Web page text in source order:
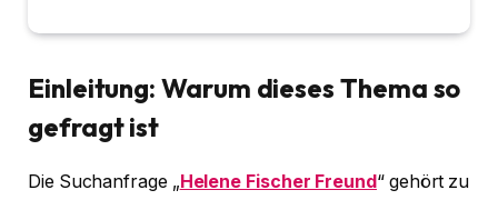
Einleitung: Warum dieses Thema so
gefragt ist
Die Suchanfrage „Helene Fischer Freund“ gehört zu